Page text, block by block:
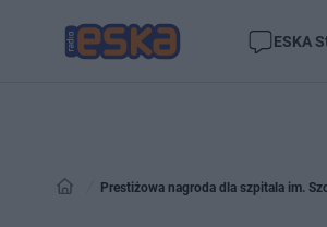
ESKA
Prestiżowa nagroda dla szpitala im.